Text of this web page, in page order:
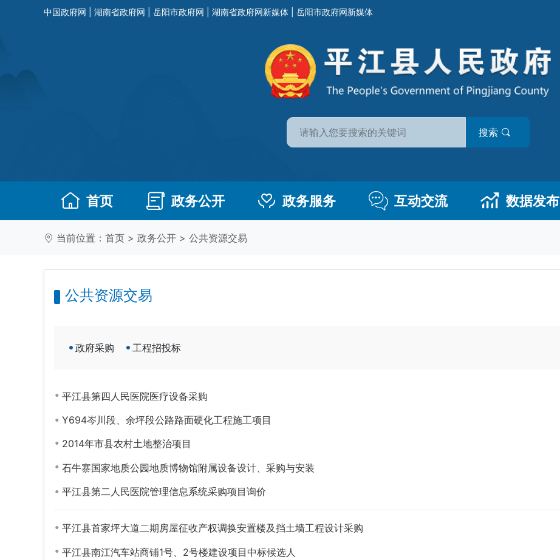
中国政府网 湖南省政府网 岳阳市政府网 湖南省政府网新媒体 岳阳市政府网新媒体
搜索
首页 政务公开 政务服务 互动交流 数据发布
当前位置： 首页 > 政务公开 > 公共资源交易
公共资源交易
政府采购 工程招投标
平江县第四人民医院医疗设备采购
Y694岑川段、余坪段公路路面硬化工程施工项目
2014年市县农村土地整治项目
石牛寨国家地质公园地质博物馆附属设备设计、采购与安装
平江县第二人民医院管理信息系统采购项目询价
平江县首家坪大道二期房屋征收产权调换安置楼及挡土墙工程设计采购
平江县南江汽车站商铺1号、2号楼建设项目中标候选人